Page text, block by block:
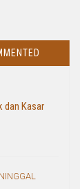
dan Kasar